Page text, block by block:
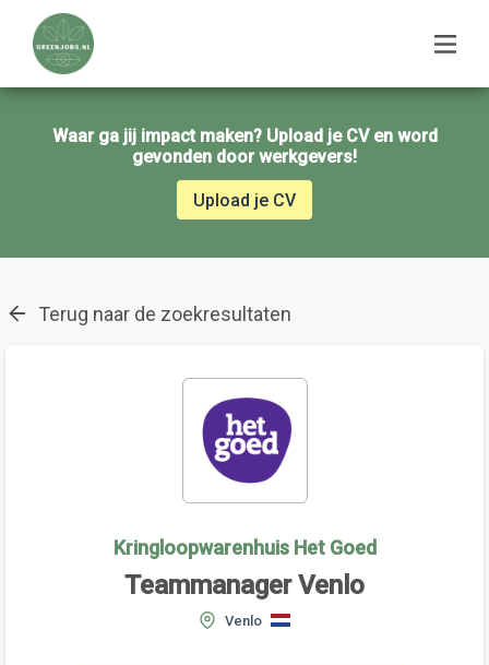
Waar ga jij impact maken? Upload je CV en word
gevonden door werkgevers!
Upload je CV
Terug naar de zoekresultaten
Kringloopwarenhuis Het Goed
Teammanager Venlo
Venlo